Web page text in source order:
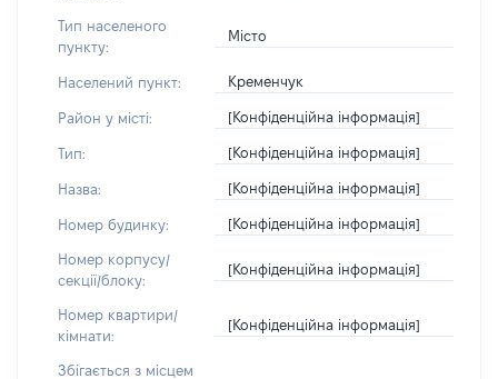
Тип населеного
пункту:
Місто
Населений пункт: Кременчук
Район у місті: [Конфіденційна інформація]
Тип: [Конфіденційна інформація]
Назва: [Конфіденційна інформація]
Номер будинку: [Конфіденційна інформація]
Номер корпусу/
секції/блоку:
[Конфіденційна інформація]
Номер квартири/
кімнати:
[Конфіденційна інформація]
Збігається з місцем